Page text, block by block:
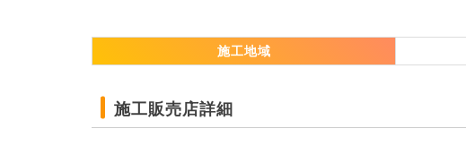
施工地域
施工販売店詳細